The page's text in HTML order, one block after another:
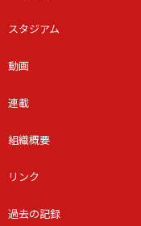
スタジアム
動画
連載
組織概要
リンク
過去の記録